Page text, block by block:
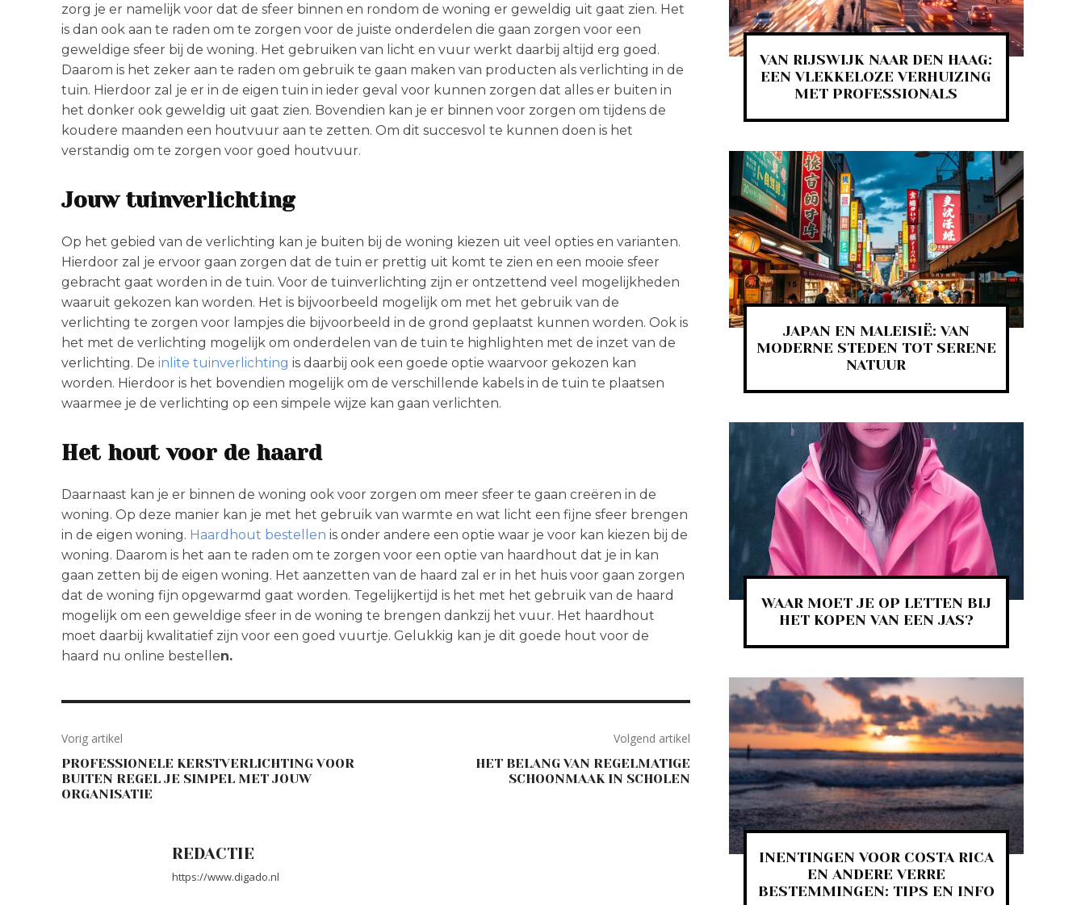
zorg je er namelijk voor dat de sfeer binnen en rondom de woning er geweldig uit gaat zien. Het
is dan ook aan te raden om te zorgen voor de juiste onderdelen die gaan zorgen voor een
geweldige sfeer bij de woning. Het gebruiken van licht en vuur werkt daarbij altijd erg goed.
Daarom is het zeker aan te raden om gebruik te gaan maken van producten als verlichting in de
tuin. Hierdoor zal je er in de eigen tuin in ieder geval voor kunnen zorgen dat alles er buiten in
het donker ook geweldig uit gaat zien. Bovendien kan je er binnen voor zorgen om tijdens de
koudere maanden een houtvuur aan te zetten. Om dit succesvol te kunnen doen is het
verstandig om te zorgen voor goed houtvuur.
Jouw tuinverlichting
Op het gebied van de verlichting kan je buiten bij de woning kiezen uit veel opties en varianten.
Hierdoor zal je ervoor gaan zorgen dat de tuin er prettig uit komt te zien en een mooie sfeer
gebracht gaat worden in de tuin. Voor de tuinverlichting zijn er ontzettend veel mogelijkheden
waaruit gekozen kan worden. Het is bijvoorbeeld mogelijk om met het gebruik van de
verlichting te zorgen voor lampjes die bijvoorbeeld in de grond geplaatst kunnen worden. Ook is
het met de verlichting mogelijk om onderdelen van de tuin te highlighten met de inzet van de
verlichting. De inlite tuinverlichting is daarbij ook een goede optie waarvoor gekozen kan
worden. Hierdoor is het bovendien mogelijk om de verschillende kabels in de tuin te plaatsen
waarmee je de verlichting op een simpele wijze kan gaan verlichten.
Het hout voor de haard
Daarnaast kan je er binnen de woning ook voor zorgen om meer sfeer te gaan creëren in de
woning. Op deze manier kan je met het gebruik van warmte en wat licht een fijne sfeer brengen
in de eigen woning. Haardhout bestellen is onder andere een optie waar je voor kan kiezen bij de
woning. Daarom is het aan te raden om te zorgen voor een optie van haardhout dat je in kan
gaan zetten bij de eigen woning. Het aanzetten van de haard zal er in het huis voor gaan zorgen
dat de woning fijn opgewarmd gaat worden. Tegelijkertijd is het met het gebruik van de haard
mogelijk om een geweldige sfeer in de woning te brengen dankzij het vuur. Het haardhout
moet daarbij kwalitatief zijn voor een goed vuurtje. Gelukkig kan je dit goede hout voor de
haard nu online bestellen.
Vorig artikel
PROFESSIONELE KERSTVERLICHTING VOOR
BUITEN REGEL JE SIMPEL MET JOUW
ORGANISATIE
Volgend artikel
HET BELANG VAN REGELMATIGE
SCHOONMAAK IN SCHOLEN
REDACTIE
https://www.digado.nl
VAN RIJSWIJK NAAR DEN HAAG:
EEN VLEKKELOZE VERHUIZING
MET PROFESSIONALS
JAPAN EN MALEISIË: VAN
MODERNE STEDEN TOT SERENE
NATUUR
WAAR MOET JE OP LETTEN BIJ
HET KOPEN VAN EEN JAS?
INENTINGEN VOOR COSTA RICA
EN ANDERE VERRE
BESTEMMINGEN: TIPS EN INFO